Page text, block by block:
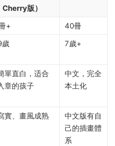
Cherry版）
+
40冊
7歲+
單直白，适合
章的孩子
中文，完全
本土化
實、畫風成熟
中文版有自
己的插畫體
系